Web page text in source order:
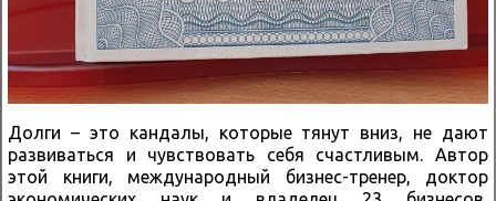
Долги – это кандалы, которые тянут вниз, не дают
развиваться и чувствовать себя счастливым. Автор
этой книги, международный бизнес-тренер, доктор